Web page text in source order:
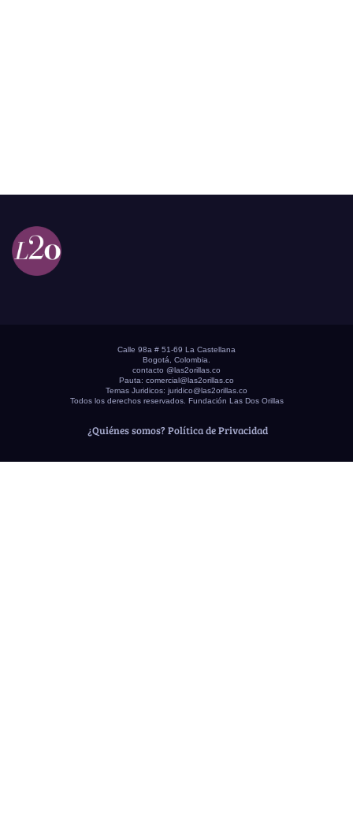
Calle 98a # 51-69 La Castellana
Bogotá, Colombia.
contacto @las2orillas.co
Pauta: comercial@las2orillas.co
Temas Juridicos: juridico@las2orillas.co
Todos los derechos reservados. Fundación Las Dos Orillas
¿Quiénes somos? Política de Privacidad